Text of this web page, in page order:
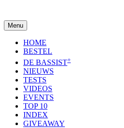
Menu
HOME
BESTEL
DE BASSIST+
NIEUWS
TESTS
VIDEOS
EVENTS
TOP 10
INDEX
GIVEAWAY